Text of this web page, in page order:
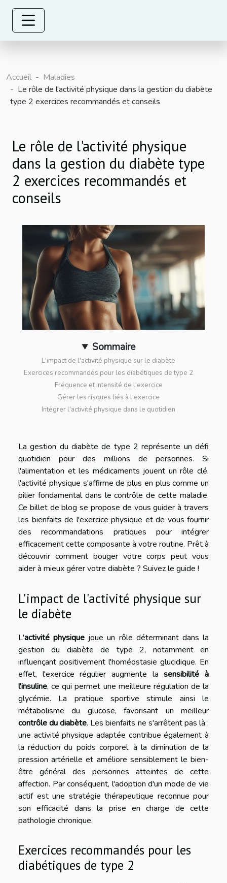
Accueil
Maladies
Le rôle de l'activité physique dans la gestion du diabète
type 2 exercices recommandés et conseils
Le rôle de l'activité physique
dans la gestion du diabète type
2 exercices recommandés et
conseils
Sommaire
L'impact de l'activité physique sur le diabète
Exercices recommandés pour les diabétiques de type 2
Fréquence et intensité de l'exercice
Gérer les risques liés à l'exercice
Intégrer l'activité physique dans le quotidien
La gestion du diabète de type 2 représente un défi
quotidien pour des millions de personnes. Si
l'alimentation et les médicaments jouent un rôle clé,
l'activité physique s'affirme de plus en plus comme un
pilier fondamental dans le contrôle de cette maladie.
Ce billet de blog se propose de vous guider à travers
les bienfaits de l'exercice physique et de vous fournir
des recommandations pratiques pour intégrer
efficacement cette composante à votre routine. Prêt à
découvrir comment bouger votre corps peut vous
aider à mieux gérer votre diabète ? Suivez le guide !
L'impact de l'activité physique sur
le diabète
L'activité physique joue un rôle déterminant dans la
gestion du diabète de type 2, notamment en
influençant positivement l'homéostasie glucidique. En
effet, l'exercice régulier augmente lasensibilité à
l'insuline, ce qui permet une meilleure régulation de la
glycémie. La pratique sportive stimule ainsi le
métabolisme du glucose, favorisant un meilleur
contrôle du diabète. Les bienfaits ne s'arrêtent pas là :
une activité physique adaptée contribue également à
la réduction du poids corporel, à la diminution de la
pression artérielle et améliore sensiblement le bien-
être général des personnes atteintes de cette
affection. Par conséquent, l'adoption d'un mode de vie
actif est une stratégie thérapeutique reconnue pour
son efficacité dans la prise en charge de cette
pathologie chronique.
Exercices recommandés pour les
diabétiques de type 2